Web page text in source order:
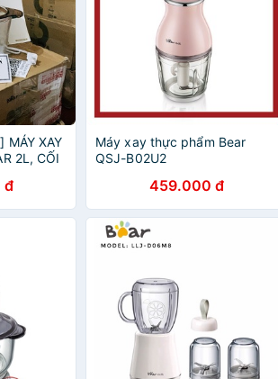
MÁY XAY
2L, CỐI
đ
Máy xay thực phẩm Bear
QSJ-B02U2
459.000 đ